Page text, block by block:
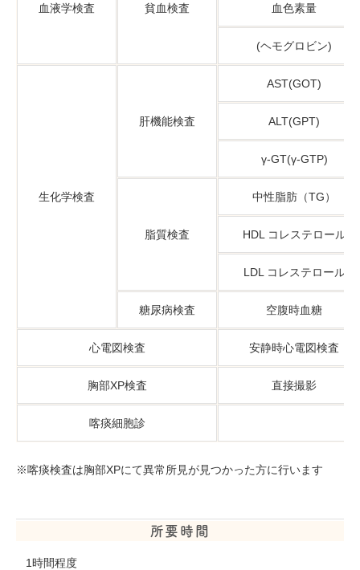
血液学検査 貧血検査 血色素量
(ヘモグロビン)
生化学検査
肝機能検査
AST(GOT)
ALT(GPT)
γ-GT(γ-GTP)
脂質検査
中性脂肪（TG）
HDL コレステロール
LDL コレステロール
糖尿病検査 空腹時血糖
心電図検査 安静時心電図検査
胸部XP検査 直接撮影
喀痰細胞診
※喀痰検査は胸部XPにて異常所見が見つかった方に行います
所要時間
1時間程度